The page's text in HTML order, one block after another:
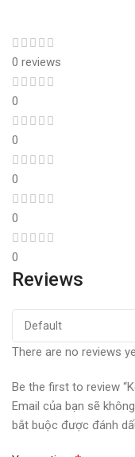
0 reviews
0
0
0
0
0
Reviews
There are no reviews
Be the first to review
Email của bạn sẽ
bắt buộc được đánh